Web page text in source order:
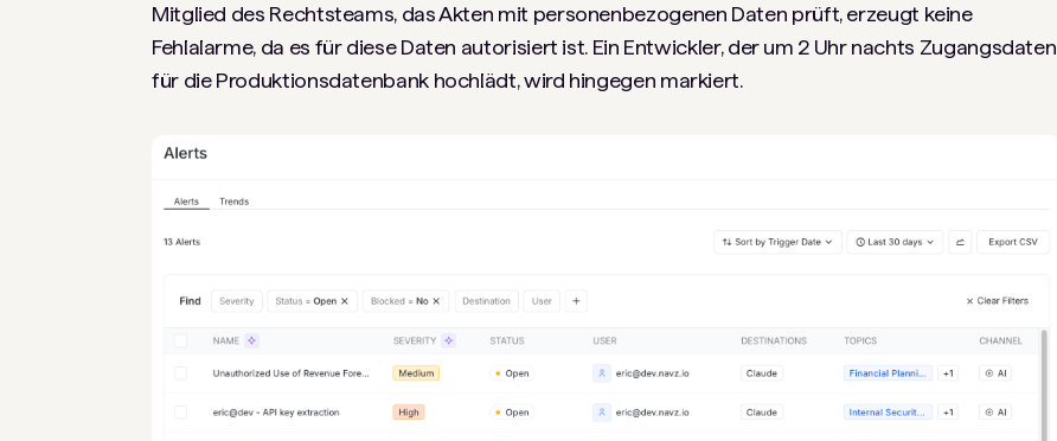
Mitglied des Rechtsteams, das Akten mit personenbezogenen Daten prüft, erzeugt keine
Fehlalarme, da es für diese Daten autorisiert ist. Ein Entwickler, der um 2 Uhr nachts Zugangsdaten
für die Produktionsdatenbank hochlädt, wird hingegen markiert.